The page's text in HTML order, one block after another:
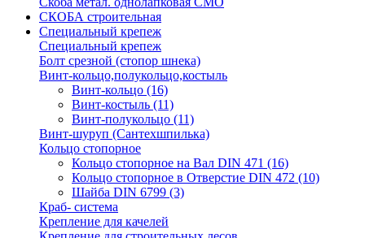
СКОБА строительная
Специальный крепеж
Специальный крепеж
Болт срезной (стопор шнека)
Винт-кольцо,полукольцо,костыль
Винт-кольцо (16)
Винт-костыль (11)
Винт-полукольцо (11)
Винт-шуруп (Сантехшпилька)
Кольцо стопорное
Кольцо cтопорное на Вал DIN 471 (16)
Кольцо стопорное в Отверстие DIN 472 (10)
Шайба DIN 6799 (3)
Краб- система
Крепление для качелей